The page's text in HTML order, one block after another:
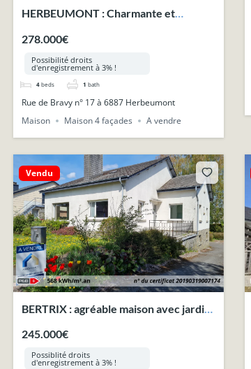
HERBEUMONT : Charmante et
278.000€
Possibilité droits
d'enregistrement à 3% !
4 beds 1 bath
Rue de Bravy n° 17 à 6887 Herbeumont
Maison
Maison 4 façades A vendre
Vendu
BERTRIX : agréable maison avec jardin
245.000€
Possiblité droits
d'enregistrement à 3% !